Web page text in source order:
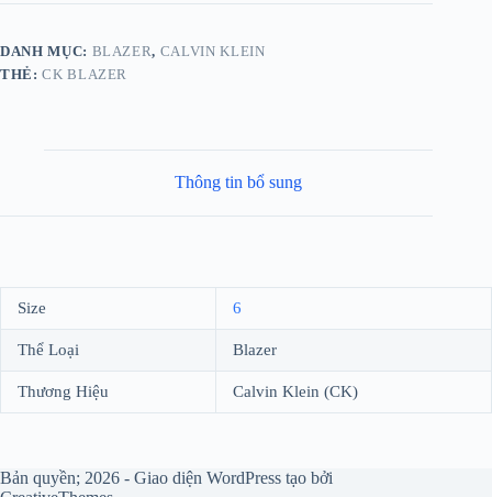
DANH MỤC: BLAZER, CALVIN KLEIN
THẺ:CK BLAZER
Thông tin bổ sung
Size 6
Thể Loại Blazer
Thương Hiệu Calvin Klein (CK)
Bản quyền; 2026 - Giao diện WordPress tạo bởi